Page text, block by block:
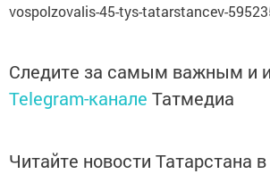
vospolzovalis-45-tys-tatarstancev-
Следите за самым важным и
Telegram-канале Татмедиа
Читайте новости Татарстана в